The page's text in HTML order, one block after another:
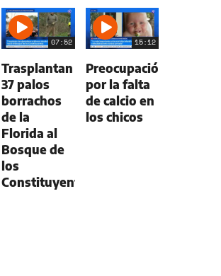
07:52
Trasplantan
37 palos
borrachos
de la
Florida al
Bosque de
los
Constituyentes
15:12
Preocupación
por la falta
de calcio en
los chicos